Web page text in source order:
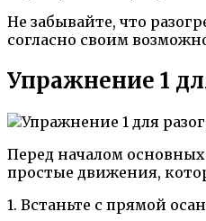
Не забывайте, что
согласно своим
Упражнение 1
Перед началом
простые движения,
1. Встаньте с прямой